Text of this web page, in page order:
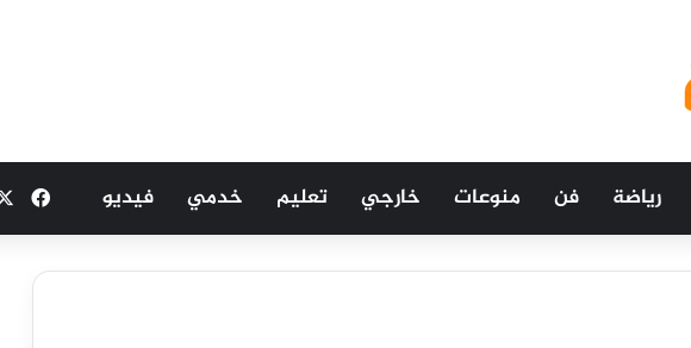
رياضة فن منوعات خارجي تعليم خدمي فيديو